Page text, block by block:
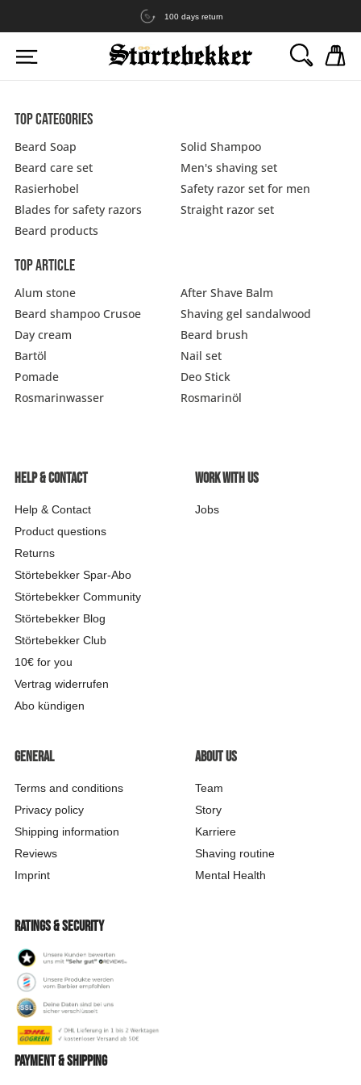
4,76 Rating 24.935 Bewertungen
Hochwertige Verarbeitung und angenehmer
Ralf
Verifizierter Kunde
Nutze es jetzt seit einer Woche und bin sehr
zufrieden. Gutes, einfaches Aufschäumen, keine
weg
teuer
Kopfhaut juckt nicht mehr, ich kaufe kein
Sascha
Verifizierter Kunde
Festes Shampoo Anti-Schuppen - 100g 1x 100g
Das feste Shampoo ist ideal für Menschen mit
100 days return
Alle Produkte
Haare & Kopfhaut
Festes Shampoo
Haar Booster
Pomade
Sea Salt Spray
Körper
Body Bar
Deo
Handsoap
Nach Bedürfnis
Schuppen
Haarwachstum
Körper & Haare - Sets
Alle Produkte
Übersicht
Aftershave
Tagescreme
Bartöl
Nach Bedürfnis
Trockene Haut
Normale Haut
Alle Produkte
Rasur & Rasierhobel
Rasierhobel
Rasiermesser
Rasierklingen
Rasierseife
Bart
Bartpflege
Bartstyling
Nach Bedürfnis
Juckender Bart
Trockener Bart
Bart & Rasur Sets
Rasierhobel - Sets
Rasurzubehör - Sets
Top categories
Beard Soap
Solid Shampoo
Beard care set
Men's shaving set
Rasierhobel
Safety razor set for men
Blades for safety razors
Straight razor set
Beard products
Top article
Alum stone
After Shave Balm
Beard shampoo Crusoe
Shaving gel sandalwood
Day cream
Beard brush
Bartöl
Nail set
Pomade
Deo Stick
Rosmarinwasser
Rosmarinöl
Help & contact
Help & Contact
Product questions
Returns
Störtebekker Spar-Abo
Störtebekker Community
Störtebekker Blog
Störtebekker Club
10€ for you
Vertrag widerrufen
Abo kündigen
Work with us
Jobs
General
Terms and conditions
Privacy policy
Shipping information
Reviews
Imprint
About us
Team
Story
Karriere
Shaving routine
Mental Health
Ratings & security
Payment & shipping